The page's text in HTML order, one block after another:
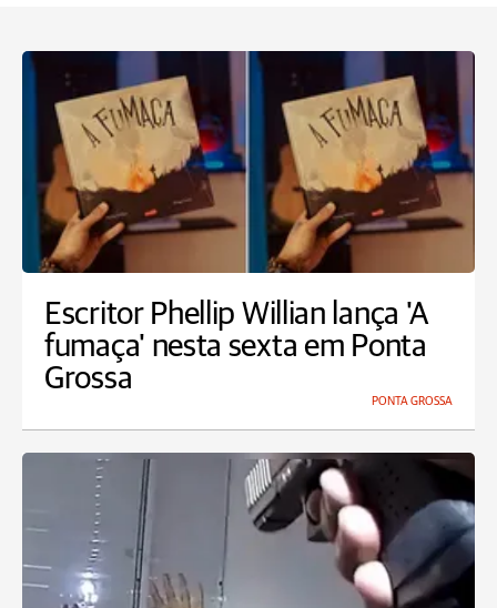
Escritor Phellip Willian lança 'A
fumaça' nesta sexta em Ponta
Grossa
PONTA GROSSA